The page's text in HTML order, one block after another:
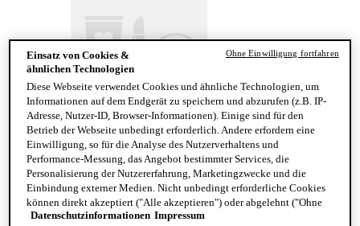
Lip Lingerie Stain
FACE
Alle anzeigen FACE
Foundation
Primer
Concealer
Puder
Einsatz von Cookies &
ähnlichen Technologien
Diese Webseite verwendet Cookies und ähnliche Technologien, um
Informationen auf dem Endgerät zu speichern und abzurufen (z.B. IP-
Adresse, Nutzer-ID, Browser-Informationen). Einige sind für den
Betrieb der Webseite unbedingt erforderlich. Andere erfordern eine
Einwilligung, so für die Analyse des Nutzerverhaltens und
Performance-Messung, das Angebot bestimmter Services, die
Personalisierung der Nutzererfahrung, Marketingzwecke und die
Einbindung externer Medien. Nicht unbedingt erforderliche Cookies
können direkt akzeptiert ("Alle akzeptieren") oder abgelehnt ("Ohne
Einwilligung fortfahren") werden. Individuelle Anpassungen der
Datenschutzinformationen Impressum
Ohne Einwilligung fortfahren